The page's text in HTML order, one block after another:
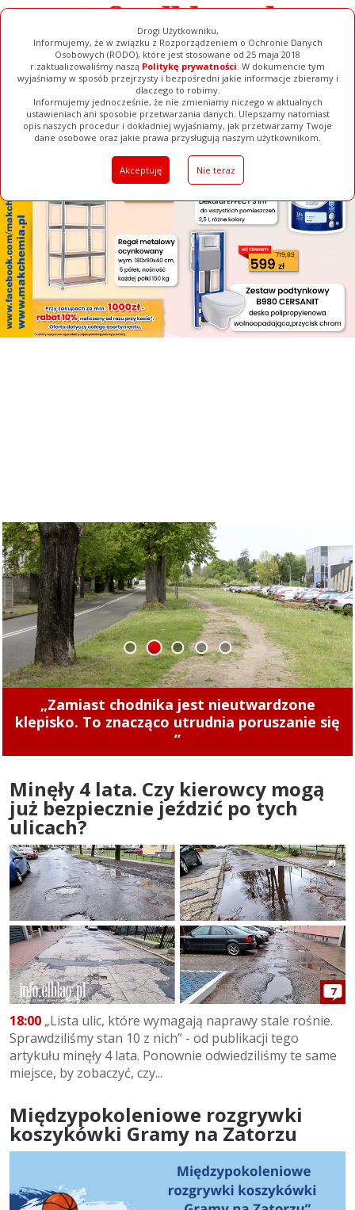
Drogi Użytkowniku,
Informujemy, że w związku z Rozporządzeniem o Ochronie Danych
Osobowych (RODO), które jest stosowane od 25 maja 2018
r.zaktualizowaliśmy naszą Politykę prywatności. W dokumencie tym
wyjaśniamy w sposób przejrzysty i bezpośredni jakie informacje zbieramy i
dlaczego to robimy.
Informujemy jednocześnie, że nie zmieniamy niczego w aktualnych
ustawieniach ani sposobie przetwarzania danych. Ulepszamy natomiast
opis naszych procedur i dokładniej wyjaśniamy, jak przetwarzamy Twoje
dane osobowe oraz jakie prawa przysługują naszym użytkownikom.
Akceptuję Nie teraz
[ ZAMKNIJ ]
Ogłoszenia Filmy Galerie Baza Firm Pełna Wersja
Concordia u siebie z Naki Olsztyn. Wygraj
rower!
1 2 3 4 5
Minęły 4 lata. Czy kierowcy mogą
już bezpiecznie jeździć po tych
ulicach?
7
18:00 „Lista ulic, które wymagają naprawy stale rośnie.
Sprawdziliśmy stan 10 z nich” - od publikacji tego
artykułu minęły 4 lata. Ponownie odwiedziliśmy te same
miejsce, by zobaczyć, czy...
Międzypokoleniowe rozgrywki
koszykówki Gramy na Zatorzu